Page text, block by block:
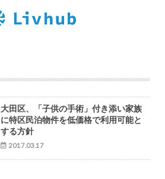
大田区、「子供の手術」付き添い家族
に特区民泊物件を低価格で利用可能と
する方針
2017.03.17